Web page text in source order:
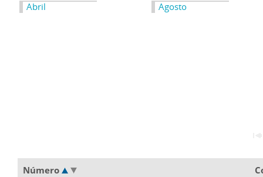
Abril
Agosto
Número